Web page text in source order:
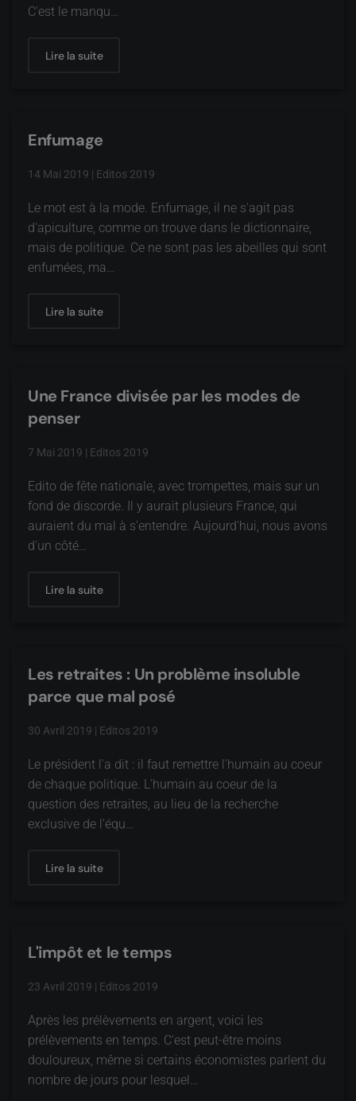
C'est le manqu…
Lire la suite
Enfumage
14 Mai 2019 | Editos 2019
Le mot est à la mode. Enfumage, il ne s'agit pas
d'apiculture, comme on trouve dans le dictionnaire,
mais de politique. Ce ne sont pas les abeilles qui sont
enfumées, ma…
Lire la suite
Une France divisée par les modes de
penser
7 Mai 2019 | Editos 2019
Edito de fête nationale, avec trompettes, mais sur un
fond de discorde. Il y aurait plusieurs France, qui
auraient du mal à s'entendre. Aujourd'hui, nous avons
d'un côté…
Lire la suite
Les retraites : Un problème insoluble
parce que mal posé
30 Avril 2019 | Editos 2019
Le président l'a dit : il faut remettre l'humain au coeur
de chaque politique. L'humain au coeur de la
question des retraites, au lieu de la recherche
exclusive de l'équ…
Lire la suite
L'impôt et le temps
23 Avril 2019 | Editos 2019
Après les prélèvements en argent, voici les
prélèvements en temps. C'est peut-être moins
douloureux, même si certains économistes parlent du
nombre de jours pour lesquel…